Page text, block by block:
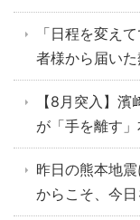
「日程を変え
者様から届い
【8月突入】
が「手を離す
昨日の熊本地
からこそ、今